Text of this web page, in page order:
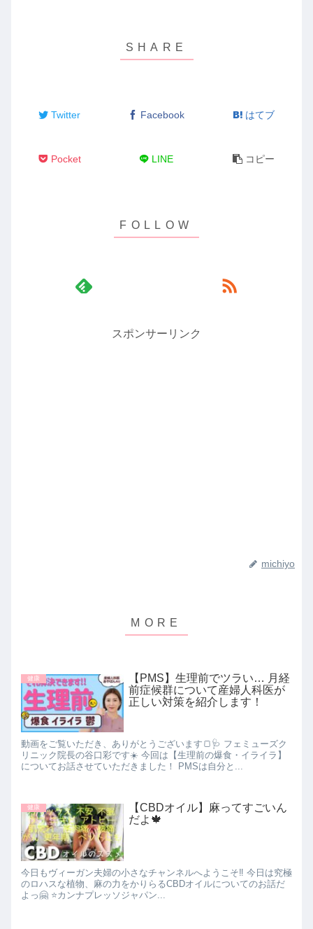
Twitter Facebook はてブ
Pocket LINE コピー
スポンサーリンク
michiyo
健康
【PMS】生理前でツラい… 月経
前症候群について産婦人科医が
正しい対策を紹介します！
動画をご覧いただき、ありがとうございます🍞🩺 フェミューズク
リニック院長の​谷口彩です☀️ 今回は【生理前の爆食・イライラ】
についてお話させていただきました！ PMSは自分と...
健康
【CBDオイル】麻ってすごいん
だよ🍁
今日もヴィーガン夫婦の小さなチャンネルへようこそ‼️ 今日は究極
のロハスな植物、麻の力をかりらるCBDオイルについてのお話だ
よっ🤗 ⭐️カンナプレッソジャパン...